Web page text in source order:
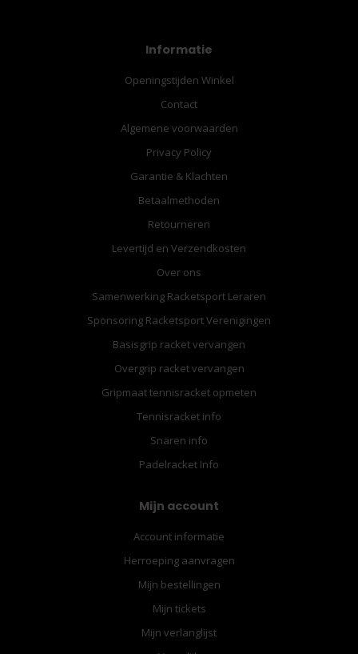
Informatie
Openingstijden Winkel
Contact
Algemene voorwaarden
Privacy Policy
Garantie & Klachten
Betaalmethoden
Retourneren
Levertijd en Verzendkosten
Over ons
Samenwerking Racketsport Leraren
Sponsoring Racketsport Verenigingen
Basisgrip racket vervangen
Overgrip racket vervangen
Gripmaat tennisracket opmeten
Tennisracket info
Snaren info
Padelracket Info
Mijn account
Account informatie
Herroeping aanvragen
Mijn bestellingen
Mijn tickets
Mijn verlanglijst